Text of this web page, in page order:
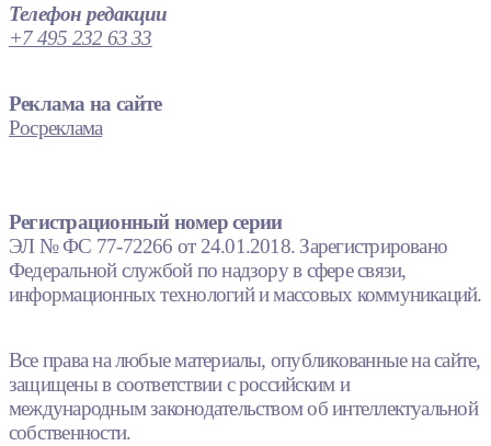
Телефон редакции
+7 495 232 63 33
Реклама на сайте
Росреклама
Регистрационный номер серии
ЭЛ № ФС 77-72266 от 24.01.2018. Зарегистрировано
Федеральной службой по надзору в сфере связи,
информационных технологий и массовых коммуникаций.
Все права на любые материалы, опубликованные на сайте,
защищены в соответствии с российским и
международным законодательством об интеллектуальной
собственности.